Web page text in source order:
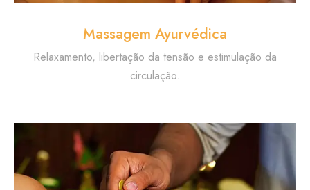
Massagem Ayurvédica
Relaxamento, libertação da tensão e estimulação da
circulação.